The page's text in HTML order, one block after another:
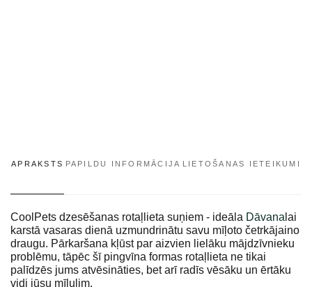
APRAKSTS PAPILDU INFORMĀCIJA LIETOŠANAS IETEIKUMI
CoolPets dzesēšanas rotaļlieta suņiem - ideāla Dāvana lai
karstā vasaras dienā uzmundrinātu savu mīļoto četrkājaino
draugu. Pārkaršana kļūst par aizvien lielāku mājdzīvnieku
problēmu, tāpēc šī pingvīna formas rotaļlieta ne tikai
palīdzēs jums atvēsināties, bet arī radīs vēsāku un ērtāku
vidi jūsu mīlulim.